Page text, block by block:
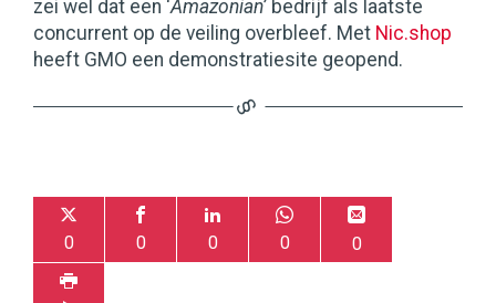
zei wel dat een ‘Amazonian’ bedrijf als laatste
concurrent op de veiling overbleef. Met Nic.shop
heeft GMO een demonstratiesite geopend.
0 0 0 0 0